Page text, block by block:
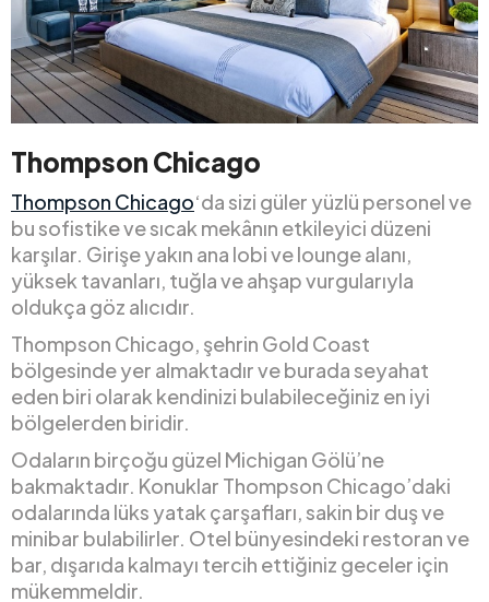
Thompson Chicago
Thompson Chicago‘da sizi güler yüzlü personel ve
bu sofistike ve sıcak mekânın etkileyici düzeni
karşılar. Girişe yakın ana lobi ve lounge alanı,
yüksek tavanları, tuğla ve ahşap vurgularıyla
oldukça göz alıcıdır.
Thompson Chicago, şehrin Gold Coast
bölgesinde yer almaktadır ve burada seyahat
eden biri olarak kendinizi bulabileceğiniz en iyi
bölgelerden biridir.
Odaların birçoğu güzel Michigan Gölü’ne
bakmaktadır. Konuklar Thompson Chicago’daki
odalarında lüks yatak çarşafları, sakin bir duş ve
minibar bulabilirler. Otel bünyesindeki restoran ve
bar, dışarıda kalmayı tercih ettiğiniz geceler için
mükemmeldir.